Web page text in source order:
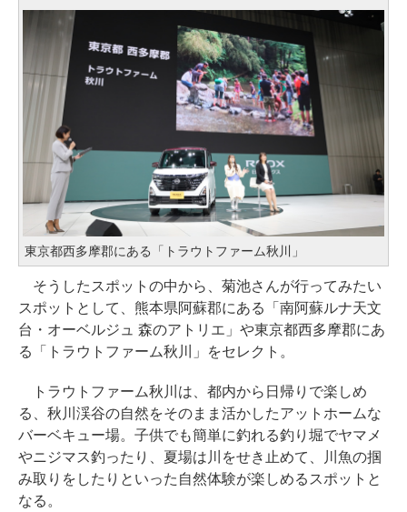
東京都西多摩郡にある「トラウトファーム秋川」
そうしたスポットの中から、菊池さんが行ってみたい
スポットとして、熊本県阿蘇郡にある「南阿蘇ルナ天文
台・オーベルジュ 森のアトリエ」や東京都西多摩郡にあ
る「トラウトファーム秋川」をセレクト。
トラウトファーム秋川は、都内から日帰りで楽しめ
る、秋川渓谷の自然をそのまま活かしたアットホームな
バーベキュー場。子供でも簡単に釣れる釣り堀でヤマメ
やニジマス釣ったり、夏場は川をせき止めて、川魚の掴
み取りをしたりといった自然体験が楽しめるスポットと
なる。